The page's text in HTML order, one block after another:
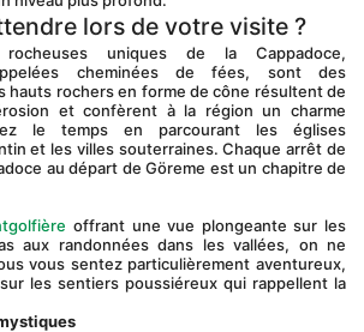
lors de votre visite ?
cheminées de fées, sont des
hauts rochers en forme de cône résultent de
et confèrent à la région un charme
le temps en parcourant les églises
et les villes souterraines. Chaque arrêt de
au départ de Göreme est un chapitre de
offrant une vue plongeante sur les
aux randonnées dans les vallées, on ne
vous sentez particulièrement aventureux,
les sentiers poussiéreux qui rappellent la